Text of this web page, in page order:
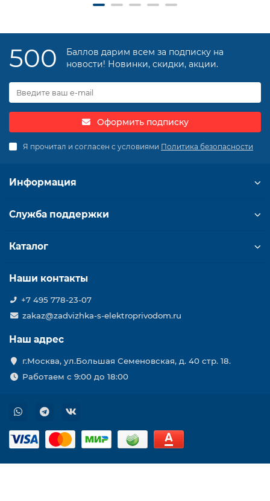
500
Баллов дарим всем за подписку на
новости! Новинки, скидки, акции.
Оформить подписку
Я прочитал и согласен с условиями Политика безопасности
Информация
Служба поддержки
Каталог
Наши контакты
+7 495 778-23-07
zakaz@zadvizhka-s-elektroprivodom.ru
Наш адрес
г.Москва, ул.Большая Семеновская, д. 40 стр. 18.
Работаем с 9:00 до 18:00